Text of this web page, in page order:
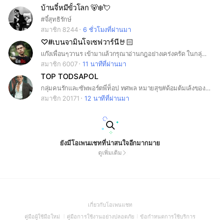
บ้านจี๋หมีขั้วโลก 🐻‍❄️💘
#จี๋สุทธิรักษ์
สมาชิก 8244
6 ชั่วโมงที่ผ่านมา
♡#เบนจามินโจเซฟวาร์นี🤘🏻
แก๊งเพื่อนๆวานร เข้ามาแล้วกรุณาอ่านกฎอย่างเคร่งครัด ในกลุ่มนี้มีพี่เบนกรุณาทำตามกฎกันด้วยนะ💞 (#chipmunkben)
สมาชิก 6007
11 นาทีที่ผ่านมา
TOP TODSAPOL
กลุ่มคนรักและซัพพอร์ตพี่ท็อป ทศพล หมายสุข#ด้อมต้มเล้งของพี่ท็อป
สมาชิก 20171
12 นาทีที่ผ่านมา
ยังมีโอเพนแชทที่น่าสนใจอีกมากมาย
ดูเพิ่มเติม
เกี่ยวกับโอเพนแชท(Open
in
คู่มือผู้ใช้มือใหม่ (Open
คู่มือการใช้งานอย่างปลอดภัย(Open
ข้อกำหนดการใช้บริการ(Open